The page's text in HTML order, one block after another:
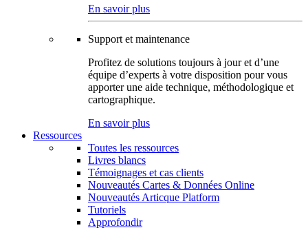
En savoir plus
Support et maintenance
Profitez de solutions toujours à jour et d’une
équipe d’experts à votre disposition pour vous
apporter une aide technique, méthodologique et
cartographique.
En savoir plus
Ressources
Toutes les ressources
Livres blancs
Témoignages et cas clients
Nouveautés Cartes & Données Online
Nouveautés Articque Platform
Tutoriels
Approfondir